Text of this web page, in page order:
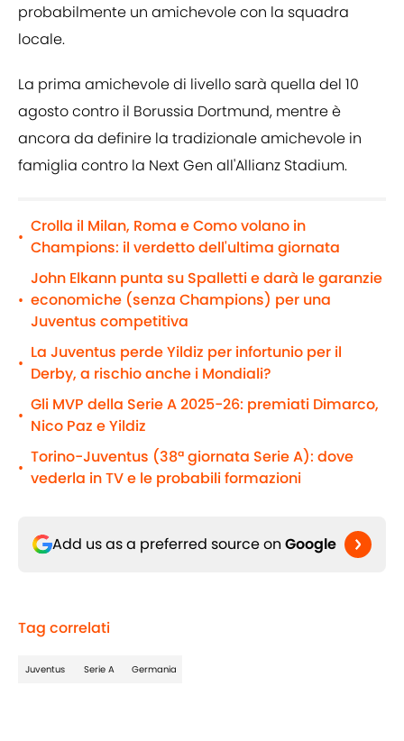
probabilmente un amichevole con la squadra
locale.
La prima amichevole di livello sarà quella del 10
agosto contro il Borussia Dortmund, mentre è
ancora da definire la tradizionale amichevole in
famiglia contro la Next Gen all'Allianz Stadium.
•
Crolla il Milan, Roma e Como volano in
Champions: il verdetto dell'ultima giornata
•
John Elkann punta su Spalletti e darà le garanzie
economiche (senza Champions) per una
Juventus competitiva
•
La Juventus perde Yildiz per infortunio per il
Derby, a rischio anche i Mondiali?
•
Gli MVP della Serie A 2025-26: premiati Dimarco,
Nico Paz e Yildiz
•
Torino-Juventus (38ª giornata Serie A): dove
vederla in TV e le probabili formazioni
Add us as a preferred source on Google
Tag correlati
Juventus Serie A Germania